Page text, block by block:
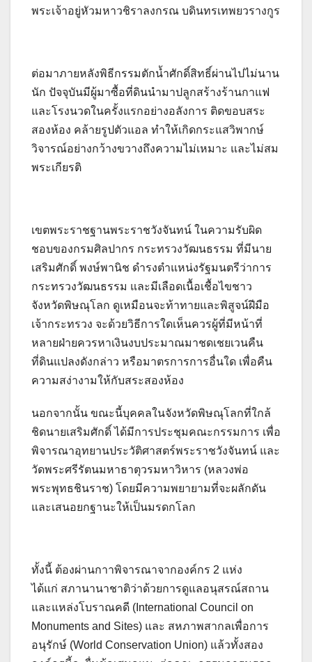
พระเจ้าอยู่หัวมหาวชิราลงกรณ บดินทรเทพยวรางกูร
ต่อมาภายหลังพิธีกรรมตักน้ำศักดิ์สิทธิ์ผ่านไปไม่นาน
นัก ปัจจุบันมีผู้มาซื้อที่ดินนำมาปลูกสร้างร้านกาแฟ
และโรงนวดในครั้งแรกอย่างอลังการ ติดขอบสระ
สองห้อง คล้ายรูปตัวแอล ทำให้เกิดกระแสวิพากษ์
วิจารณ์อย่างกว้างขวางถึงความไม่เหมาะ และไม่สม
พระเกียรติ
เขตพระราชฐานพระราชวังจันทน์ ในความรับผิด
ชอบของกรมศิลปากร กระทรวงวัฒนธรรม ที่มีนาย
เสริมศักดิ์ พงษ์พานิช ดำรงตำแหน่งรัฐมนตรีว่าการ
กระทรวงวัฒนธรรม และมีเลือดเนื้อเชื้อไขชาว
จังหวัดพิษณุโลก ดูเหมือนจะท้าทายและพิสูจน์ฝีมือ
เจ้ากระทรวง จะด้วยวิธีการใดเห็นควรผู้ที่มีหน้าที่
หลายฝ่ายควรหาเงินงบประมาณมาชดเชยเวนคืน
ที่ดินแปลงดังกล่าว หรือมาตรการการอื่นใด เพื่อคืน
ความสง่างามให้กับสระสองห้อง
นอกจากนั้น ขณะนี้บุคคลในจังหวัดพิษณุโลกที่ใกล้
ชิดนายเสริมศักดิ์ ได้มีการประชุมคณะกรรมการ เพื่อ
พิจารณาอุทยานประวัติศาสตร์พระราชวังจันทน์ และ
วัดพระศรีรัตนมหาธาตุวรมหาวิหาร (หลวงพ่อ
พระพุทธชินราช) โดยมีความพยายามที่จะผลักดัน
และเสนอยกฐานะให้เป็นมรดกโลก
ทั้งนี้ ต้องผ่านกาาพิจารณาจากองค์กร 2 แห่ง
ได้แก่ สภานานาชาติว่าด้วยการดูแลอนุสรณ์สถาน
และแหล่งโบราณคดี (International Council on
Monuments and Sites) และ สหภาพสากลเพื่อการ
อนุรักษ์ (World Conservation Union) แล้วทั้งสอง